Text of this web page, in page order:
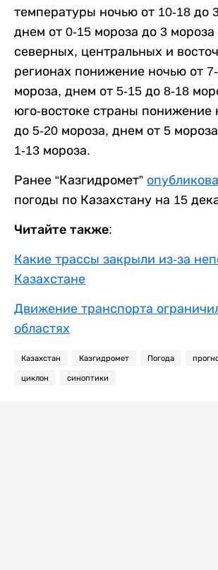
температуры ночью от 10-18 до
днем от 0-15 мороза до 3 мороза
северных, центральных и
регионах понижение ночью от
мороза, днем от 5-15 до 8-18
юго-востоке страны понижение
до 5-20 мороза, днем от 5
1-13 мороза.
Ранее “Казгидромет”
погоды по Казахстану на 15
Читайте также:
Какие трассы закрыли из-за
Казахстане
Движение транспорта
областях
Казахстан Казгидромет Погода
циклон синоптики